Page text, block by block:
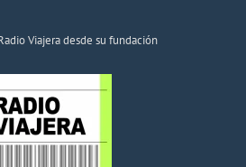
Viajera desde su fundación